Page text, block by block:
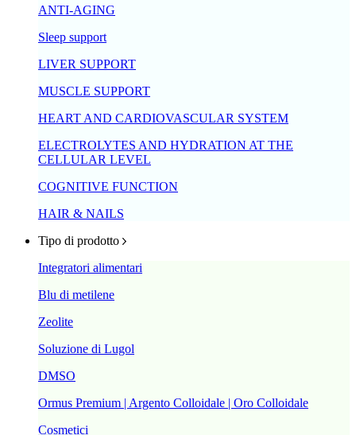
ANTI-AGING
Sleep support
LIVER SUPPORT
MUSCLE SUPPORT
HEART AND CARDIOVASCULAR SYSTEM
ELECTROLYTES AND HYDRATION AT THE
CELLULAR LEVEL
COGNITIVE FUNCTION
HAIR & NAILS
Tipo di prodotto
Integratori alimentari
Blu di metilene
Zeolite
Soluzione di Lugol
DMSO
Ormus Premium | Argento Colloidale | Oro Colloidale
Cosmetici